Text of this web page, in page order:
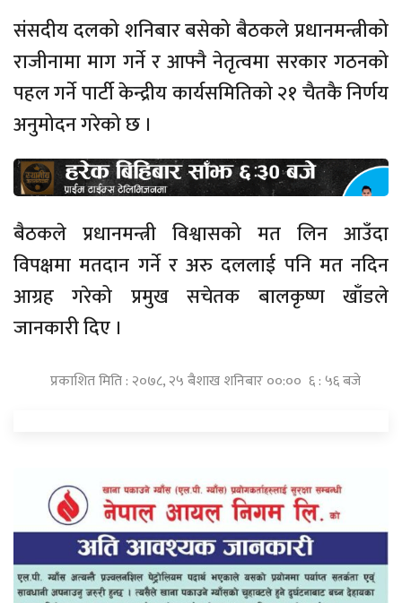
संसदीय दलको शनिबार बसेको बैठकले प्रधानमन्त्रीको
राजीनामा माग गर्ने र आफ्नै नेतृत्वमा सरकार गठनको
पहल गर्ने पार्टी केन्द्रीय कार्यसमितिको २१ चैतकै निर्णय
अनुमोदन गरेको छ ।
बैठकले प्रधानमन्त्री विश्वासको मत लिन आउँदा
विपक्षमा मतदान गर्ने र अरु दललाई पनि मत नदिन
आग्रह गरेको प्रमुख सचेतक बालकृष्ण खाँडले
जानकारी दिए ।
प्रकाशित मिति : २०७८, २५ बैशाख शनिबार ००:०० ६ : ५६ बजे